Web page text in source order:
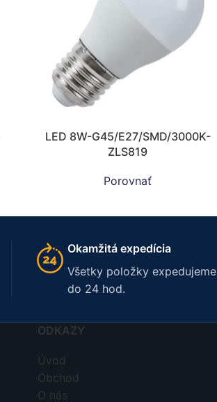
LED 8W-G45/E27/SMD/3000K-
ZLS819
Porovnať
Okamžitá expedícia
Všetky položky expedujeme
do 24 hod.
ODKAZY
Úvod
Obchod
O nás